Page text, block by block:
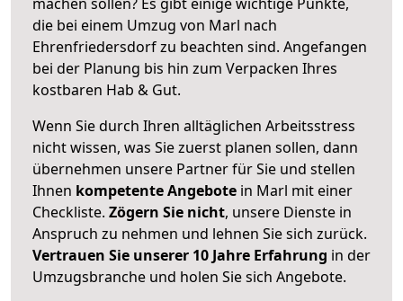
die bei einem Umzug von Marl nach
Ehrenfriedersdorf zu beachten sind. Angefangen
bei der Planung bis hin zum Verpacken Ihres
kostbaren Hab & Gut.
Wenn Sie durch Ihren alltäglichen Arbeitsstress
nicht wissen, was Sie zuerst planen sollen, dann
übernehmen unsere Partner für Sie und stellen
Ihnen kompetente Angebote in Marl mit einer
Checkliste. Zögern Sie nicht, unsere Dienste in
Anspruch zu nehmen und lehnen Sie sich zurück.
Vertrauen Sie unserer 10 Jahre Erfahrung in der
Umzugsbranche und holen Sie sich Angebote.